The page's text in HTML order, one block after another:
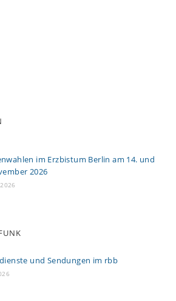
im Erzbistum Berlin am 14. und
2026
und Sendungen im rbb